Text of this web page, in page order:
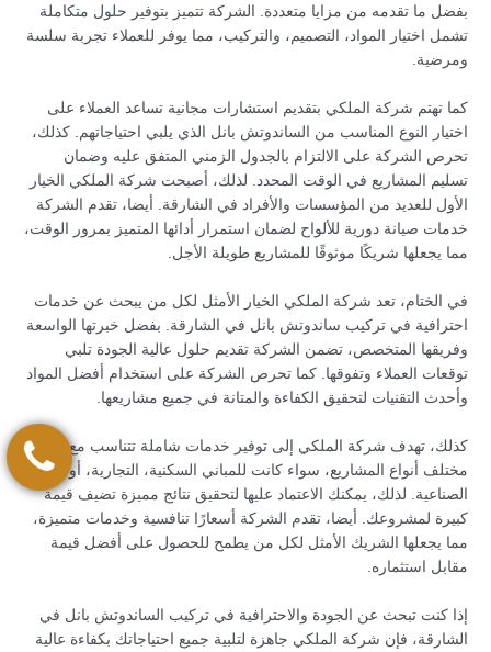
بفضل ما تقدمه من مزايا متعددة. الشركة تتميز بتوفير حلول متكاملة
تشمل اختيار المواد، التصميم، والتركيب، مما يوفر للعملاء تجربة سلسة
ومرضية.
كما تهتم شركة الملكي بتقديم استشارات مجانية تساعد العملاء على
اختيار النوع المناسب من الساندوتش بانل الذي يلبي احتياجاتهم. كذلك،
تحرص الشركة على الالتزام بالجدول الزمني المتفق عليه وضمان
تسليم المشاريع في الوقت المحدد. لذلك، أصبحت شركة الملكي الخيار
الأول للعديد من المؤسسات والأفراد في الشارقة. أيضا، تقدم الشركة
خدمات صيانة دورية للألواح لضمان استمرار أدائها المتميز بمرور الوقت،
مما يجعلها شريكًا موثوقًا للمشاريع طويلة الأجل.
في الختام، تعد شركة الملكي الخيار الأمثل لكل من يبحث عن خدمات
احترافية في تركيب ساندوتش بانل في الشارقة. بفضل خبرتها الواسعة
وفريقها المتخصص، تضمن الشركة تقديم حلول عالية الجودة تلبي
توقعات العملاء وتفوقها. كما تحرص الشركة على استخدام أفضل المواد
وأحدث التقنيات لتحقيق الكفاءة والمتانة في جميع مشاريعها.
كذلك، تهدف شركة الملكي إلى توفير خدمات شاملة تتناسب مع
مختلف أنواع المشاريع، سواء كانت للمباني السكنية، التجارية، أو
الصناعية. لذلك، يمكنك الاعتماد عليها لتحقيق نتائج مميزة تضيف قيمة
كبيرة لمشروعك. أيضا، تقدم الشركة أسعارًا تنافسية وخدمات متميزة،
مما يجعلها الشريك الأمثل لكل من يطمح للحصول على أفضل قيمة
مقابل استثماره.
إذا كنت تبحث عن الجودة والاحترافية في تركيب الساندوتش بانل في
الشارقة، فإن شركة الملكي جاهزة لتلبية جميع احتياجاتك بكفاءة عالية